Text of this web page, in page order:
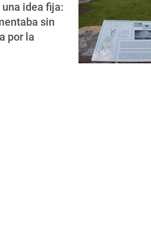
idea fija:
sin
por la